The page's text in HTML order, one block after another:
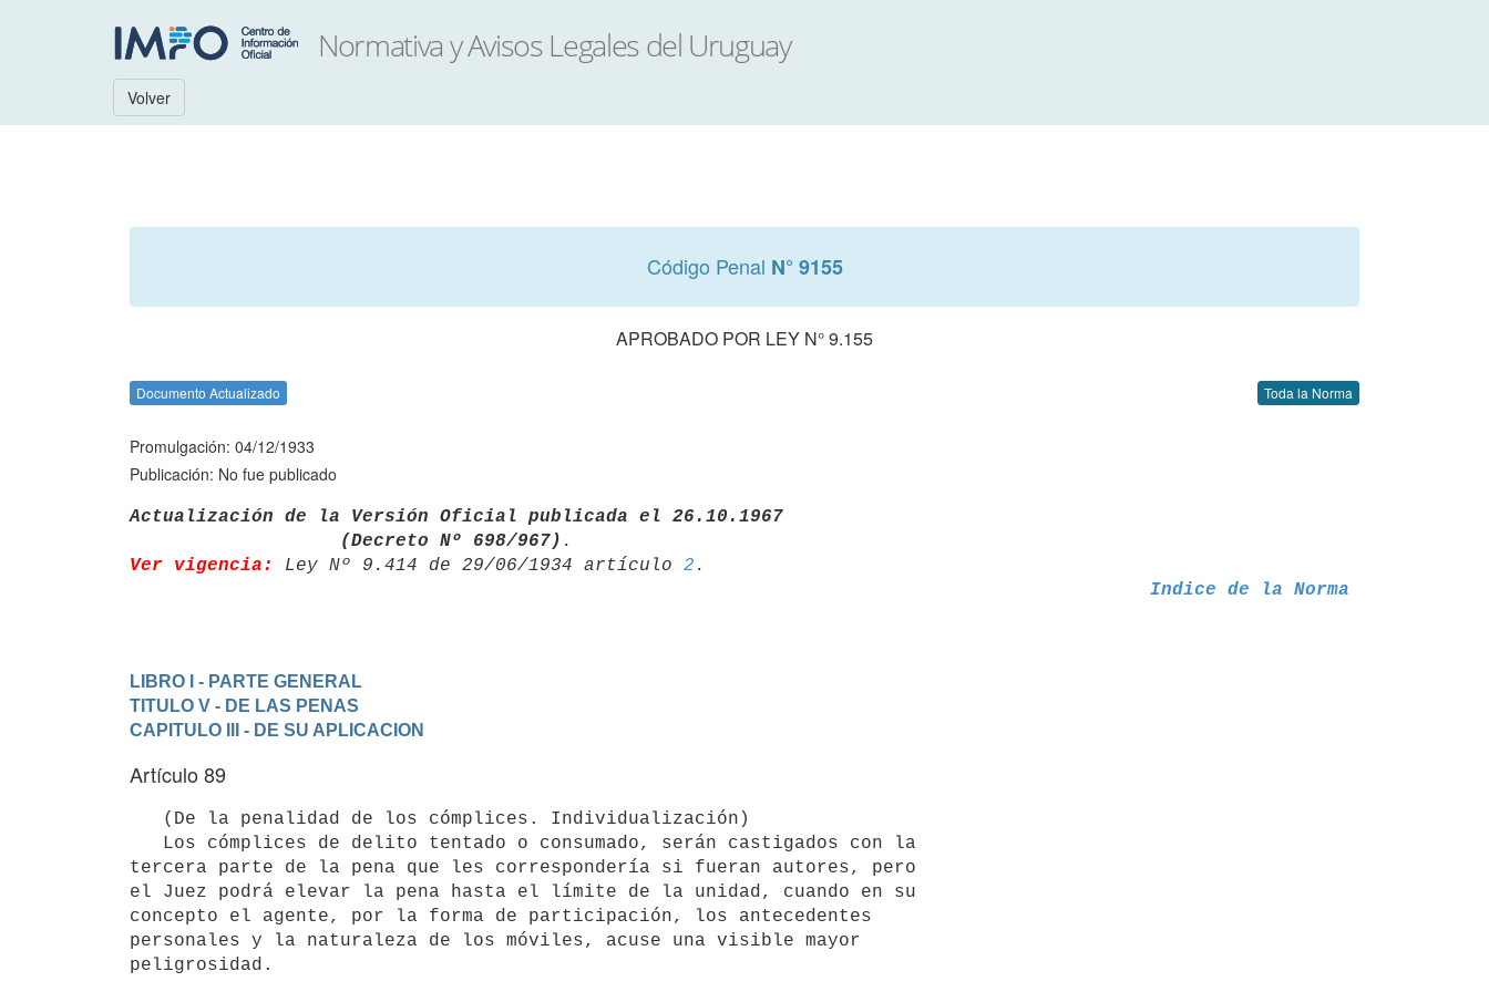
Volver
Código Penal N° 9155
APROBADO POR LEY N° 9.155
Documento Actualizado Toda la Norma
Promulgación: 04/12/1933
Publicación: No fue publicado
Actualización de la Versión Oficial publicada el 26.10.1967
                   (Decreto Nº 698/967)
Ver vigencia:
Ley Nº 9.414 de 29/06/1934 artículo 2
Indice de la Norma
LIBRO I - PARTE GENERAL
TITULO V - DE LAS PENAS
CAPITULO III - DE SU APLICACION
Artículo 89
tercera parte de la pena que les correspondería si fueran autores, pero
el Juez podrá elevar la pena hasta el límite de la unidad, cuando en su
concepto el agente, por la forma de participación, los antecedentes
personales y la naturaleza de los móviles, acuse una visible mayor
peligrosidad.